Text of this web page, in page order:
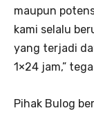
maupun
kami selalu
yang terjadi
1×24 jam,”
Pihak Bulog